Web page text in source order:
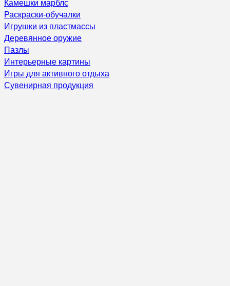
Раскраски-обучалки
Игрушки из пластмассы
Деревянное оружие
Пазлы
Интерьерные картины
Игры для активного отдыха
Сувенирная продукция